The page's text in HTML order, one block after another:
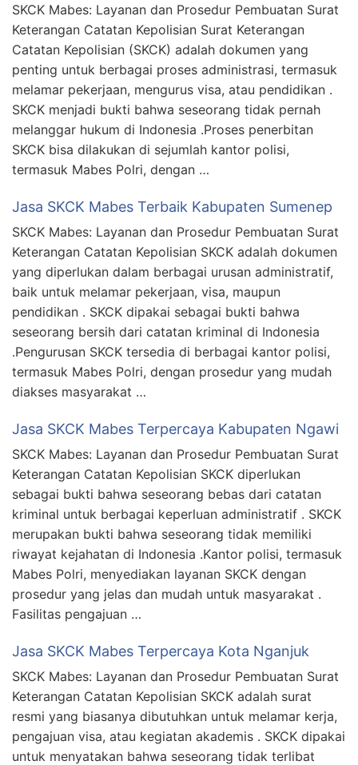
SKCK Mabes: Layanan dan Prosedur Pembuatan Surat
Keterangan Catatan Kepolisian Surat Keterangan
Catatan Kepolisian (SKCK) adalah dokumen yang
penting untuk berbagai proses administrasi, termasuk
melamar pekerjaan, mengurus visa, atau pendidikan .
SKCK menjadi bukti bahwa seseorang tidak pernah
melanggar hukum di Indonesia .Proses penerbitan
SKCK bisa dilakukan di sejumlah kantor polisi,
termasuk Mabes Polri, dengan …
Jasa SKCK Mabes Terbaik Kabupaten Sumenep
SKCK Mabes: Layanan dan Prosedur Pembuatan Surat
Keterangan Catatan Kepolisian SKCK adalah dokumen
yang diperlukan dalam berbagai urusan administratif,
baik untuk melamar pekerjaan, visa, maupun
pendidikan . SKCK dipakai sebagai bukti bahwa
seseorang bersih dari catatan kriminal di Indonesia
.Pengurusan SKCK tersedia di berbagai kantor polisi,
termasuk Mabes Polri, dengan prosedur yang mudah
diakses masyarakat …
Jasa SKCK Mabes Terpercaya Kabupaten Ngawi
SKCK Mabes: Layanan dan Prosedur Pembuatan Surat
Keterangan Catatan Kepolisian SKCK diperlukan
sebagai bukti bahwa seseorang bebas dari catatan
kriminal untuk berbagai keperluan administratif . SKCK
merupakan bukti bahwa seseorang tidak memiliki
riwayat kejahatan di Indonesia .Kantor polisi, termasuk
Mabes Polri, menyediakan layanan SKCK dengan
prosedur yang jelas dan mudah untuk masyarakat .
Fasilitas pengajuan …
Jasa SKCK Mabes Terpercaya Kota Nganjuk
SKCK Mabes: Layanan dan Prosedur Pembuatan Surat
Keterangan Catatan Kepolisian SKCK adalah surat
resmi yang biasanya dibutuhkan untuk melamar kerja,
pengajuan visa, atau kegiatan akademis . SKCK dipakai
untuk menyatakan bahwa seseorang tidak terlibat